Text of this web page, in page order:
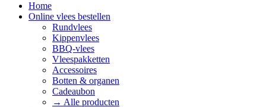
Home
Online vlees bestellen
Rundvlees
Kippenvlees
BBQ-vlees
Vleespakketten
Accessoires
Botten & organen
Cadeaubon
→ Alle producten